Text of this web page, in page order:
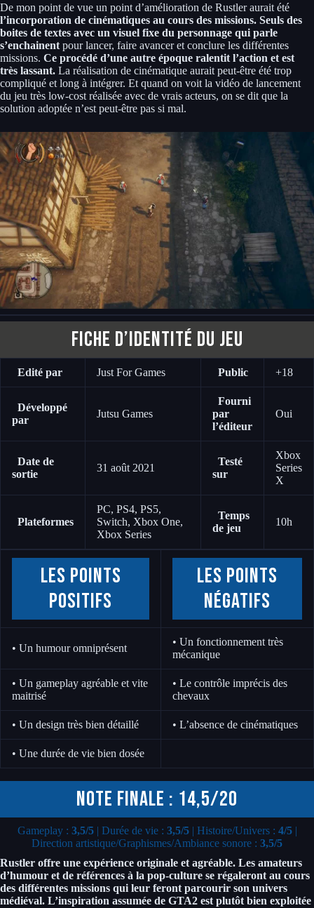
De mon point de vue un point d’amélioration de Rustler aurait été
l’incorporation de cinématiques au cours des missions. Seuls des
boites de textes avec un visuel fixe du personnage qui parle
s’enchainent pour lancer, faire avancer et conclure les différentes
missions. Ce procédé d’une autre époque ralentit l’action et est
très lassant. La réalisation de cinématique aurait peut-être été trop
compliqué et long à intégrer. Et quand on voit la vidéo de lancement
du jeu très low-cost réalisée avec de vrais acteurs, on se dit que la
solution adoptée n’est peut-être pas si mal.
Fiche d’identité du jeu
Edité par Just For Games Public +18
Développé
par
Jutsu Games
Fourni
par
l’éditeur
Oui
Date de
sortie
31 août 2021
Testé
sur
Xbox
Series
X
Plateformes
PC, PS4, PS5,
Switch, Xbox One,
Xbox Series
Temps
de jeu
10h
Les points
positifs
Les points
négatifs
• Un humour omniprésent
• Un fonctionnement très
mécanique
• Un gameplay agréable et vite
maitrisé
• Le contrôle imprécis des
chevaux
• Un design très bien détaillé • L’absence de cinématiques
• Une durée de vie bien dosée
Note finale : 14,5/20
Gameplay : 3,5/5| Durée de vie : 3,5/5| Histoire/Univers : 4/5|
Direction artistique/Graphismes/Ambiance sonore : 3,5/5
Rustler offre une expérience originale et agréable. Les amateurs
d’humour et de références à la pop-culture se régaleront au cours
des différentes missions qui leur feront parcourir son univers
médiéval. L’inspiration assumée de GTA2 est plutôt bien exploitée